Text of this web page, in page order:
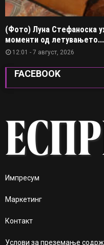
(Фото) Луна Стефаноска
моменти од летувањето...
12:01 - 7 август, 2026
FACEBOOK
Импресум
Маркетинг
Контакт
Услови за преземање